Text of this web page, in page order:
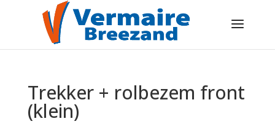
Trekker + rolbezem front
(klein)